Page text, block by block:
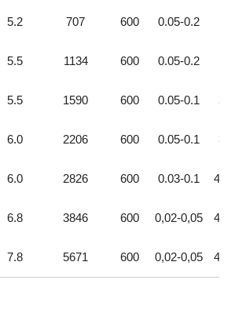
5.2 707 600 0.05-0.2
5.5 1134 600 0.05-0.2
5.5 1590 600 0.05-0.1
6.0 2206 600 0.05-0.1
6.0 2826 600 0.03-0.1
6.8 3846 600 0,02-0,05
7.8 5671 600 0,02-0,05